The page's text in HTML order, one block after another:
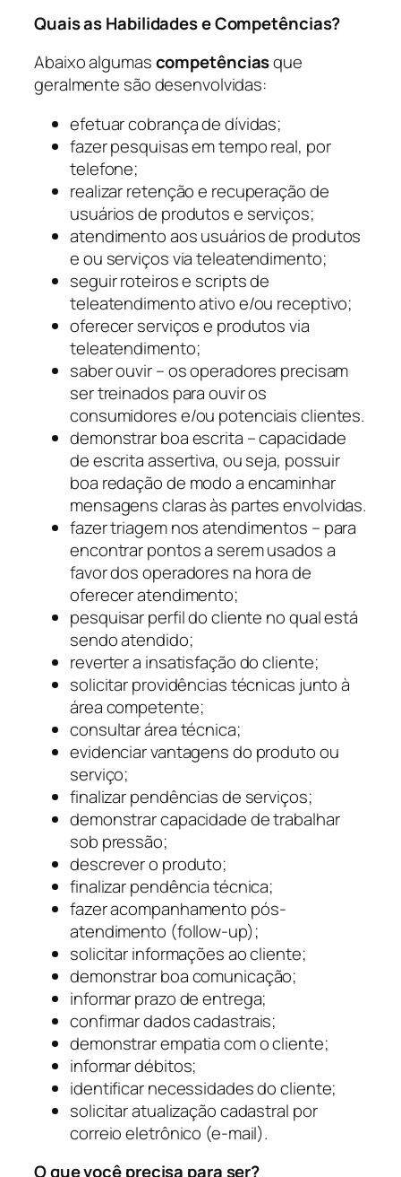
Quais as Habilidades e Competências?
Abaixo algumascompetênciasque
geralmente são desenvolvidas:
efetuar cobrança de dívidas;
fazer pesquisas em tempo real, por
telefone;
realizar retenção e recuperação de
usuários de produtos e serviços;
atendimento aos usuários de produtos
e ou serviços via teleatendimento;
seguir roteiros e scripts de
teleatendimento ativo e/ou receptivo;
oferecer serviços e produtos via
teleatendimento;
saber ouvir – os operadores precisam
ser treinados para ouvir os
consumidores e/ou potenciais clientes.
demonstrar boa escrita – capacidade
de escrita assertiva, ou seja, possuir
boa redação de modo a encaminhar
mensagens claras às partes envolvidas.
fazer triagem nos atendimentos – para
encontrar pontos a serem usados a
favor dos operadores na hora de
oferecer atendimento;
pesquisar perfil do cliente no qual está
sendo atendido;
reverter a insatisfação do cliente;
solicitar providências técnicas junto à
área competente;
consultar área técnica;
evidenciar vantagens do produto ou
serviço;
finalizar pendências de serviços;
demonstrar capacidade de trabalhar
sob pressão;
descrever o produto;
finalizar pendência técnica;
fazer acompanhamento pós-
atendimento (follow-up);
solicitar informações ao cliente;
demonstrar boa comunicação;
informar prazo de entrega;
confirmar dados cadastrais;
demonstrar empatia com o cliente;
informar débitos;
identificar necessidades do cliente;
solicitar atualização cadastral por
correio eletrônico (e-mail).
O que você precisa para ser?